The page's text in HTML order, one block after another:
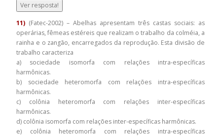
Ver resposta!
11) (Fatec-2002) – Abelhas apresentam três castas sociais: as
operárias, fêmeas estéreis que realizam o trabalho da colméia, a
rainha e o zangão, encarregados da reprodução. Esta divisão de
trabalho caracteriza
a) sociedade isomorfa com relações intra-específicas
harmônicas.
b) sociedade heteromorfa com relações intra-específicas
harmônicas.
c) colônia heteromorfa com relações inter-específicas
harmônicas.
d) colônia isomorfa com relações inter-específicas harmônicas.
e) colônia heteromorfa com relações intra-específicas